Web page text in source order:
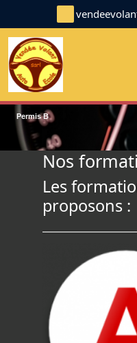
Panneau de gestion des
Permis B
Nos
Les
proposons :